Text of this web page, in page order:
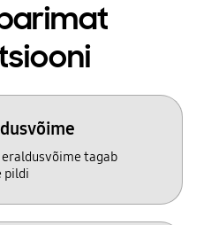
eraldusvõime tagab
pildi